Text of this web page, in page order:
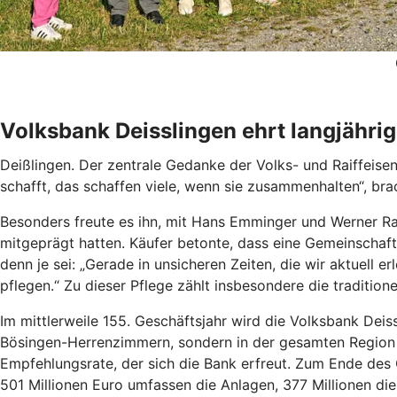
Volksbank Deisslingen ehrt
Deißlingen. Der zentrale Gedanke der Volks- und
schafft, das schaffen viele, wenn sie zusammenhalten“,
Besonders freute es ihn, mit Hans Emminger und Werner
mitgeprägt hatten. Käufer betonte, dass eine
denn je sei: „Gerade in unsicheren Zeiten, die wir aktuell
pflegen.“ Zu dieser Pflege zählt insbesondere die
Im mittlerweile 155. Geschäftsjahr wird die Volksbank
Bösingen-Herrenzimmern, sondern in der gesamten
Empfehlungsrate, der sich die Bank erfreut. Zum Ende
501 Millionen Euro umfassen die Anlagen, 377 Millionen